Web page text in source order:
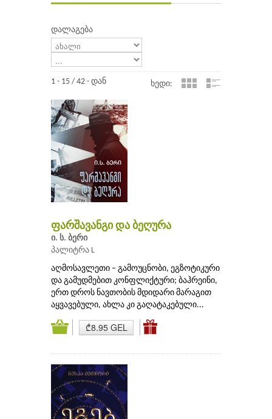
დალაგება
1 - 15 / 42 - დან ხედი:
ფარშავანგი და ბეღურა
ი. ს. ბერი
პალიტრა L
აღმოსავლეთი – გამოუცნობი, ეგზოტიკური
და გამუდმებით კონფლიქტური; ბაჰრეინი,
ერთ დროს ნავთობის მდიდარი მარაგით
აყვავებული, ახლა კი გაღატაკებული...
₾8.95 GEL